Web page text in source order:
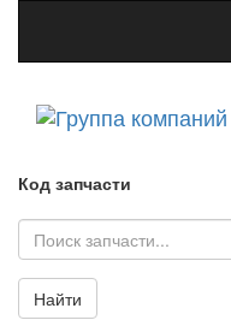
Код запчасти
Найти